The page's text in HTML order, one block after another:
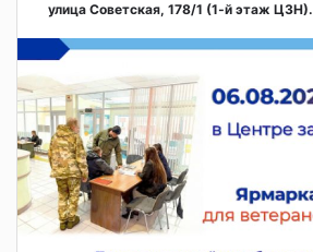
улица Советская, 178/1 (1‑й этаж ЦЗН).